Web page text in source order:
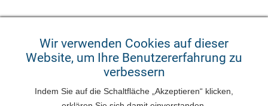
Seitensprache ändern
English Deutsch
Wir verwenden Cookies auf dieser
Website, um Ihre Benutzererfahrung zu
verbessern
Indem Sie auf die Schaltfläche „Akzeptieren“ klicken,